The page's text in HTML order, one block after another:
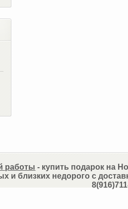
работы - купить подарок на
и близких недорого с